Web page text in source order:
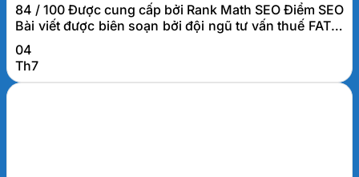
84 / 100 Được cung cấp bởi Rank Math SEO Điểm SEO
Bài viết được biên soạn bởi đội ngũ tư vấn thuế FATO.
Các trường hợp không phải kê khai, tính nộp thuế
GTGT là gì? Các trường hợp không phải kê khai, tính
nộp thuế GTGT là những giao dịch tuy phát sinh trong
hoạt...
04
Th7